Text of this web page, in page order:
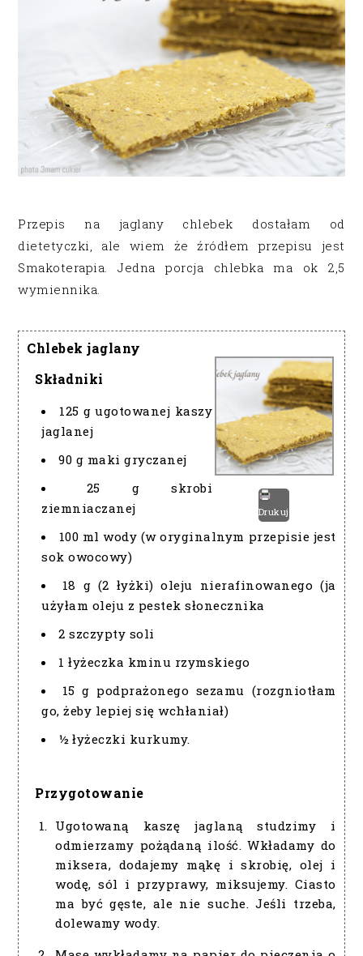
Przepis na jaglany chlebek dostałam od
dietetyczki, ale wiem że źródłem przepisu jest
Smakoterapia. Jedna porcja chlebka ma ok 2,5
wymiennika.
Chlebek jaglany
Drukuj
Składniki
125 g ugotowanej kaszy
jaglanej
90 g maki gryczanej
25 g skrobi
ziemniaczanej
100 ml wody (w oryginalnym przepisie jest
sok owocowy)
18 g (2 łyżki) oleju nierafinowanego (ja
użyłam oleju z pestek słonecznika
2 szczypty soli
1 łyżeczka kminu rzymskiego
15 g podprażonego sezamu (rozgniotłam
go, żeby lepiej się wchłaniał)
½ łyżeczki kurkumy.
Przygotowanie
Ugotowaną kaszę jaglaną studzimy i
odmierzamy pożądaną ilość. Wkładamy do
miksera, dodajemy mąkę i skrobię, olej i
wodę, sól i przyprawy, miksujemy. Ciasto
ma być gęste, ale nie suche. Jeśli trzeba,
dolewamy wody.